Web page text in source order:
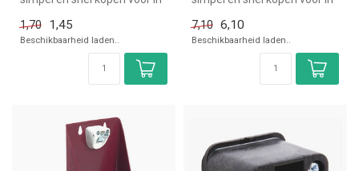
1,70
1,45
Beschikbaarheid laden..
7,10 6,10
Beschikbaarheid laden..